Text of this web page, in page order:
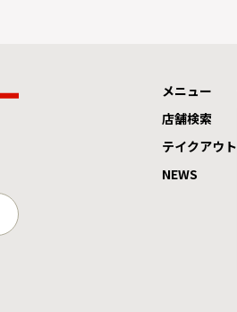
メニュー
店舗検索
テイクアウト
NEWS